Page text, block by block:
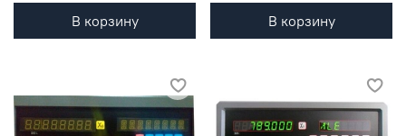
В корзину В корзину